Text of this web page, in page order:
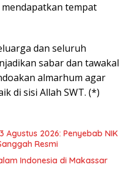
tempat
dan seluruh
sabar dan tawakal
almarhum agar
di sisi Allah SWT. (*)
Agustus 2026: Penyebab NIK
Resmi
Indonesia di Makassar